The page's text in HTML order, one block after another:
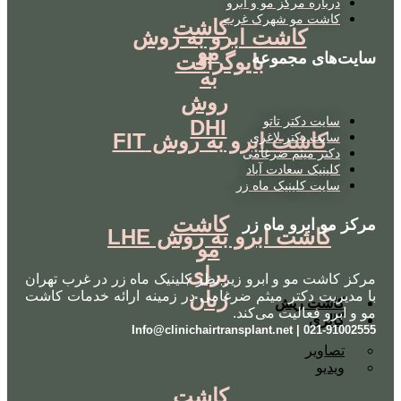
کاشت ابرو به روش
بایوگرافت
کاشت ابرو به روش FIT
کاشت ابرو به روش LHE
کاشت ریش
گالری
تصاویر
ویدیو
کاشت
مو
به
روش
DHI
کاشت
مو
برای
زنان
کاشت
کاشت مو شهرک غرب
سایت‌های مجموعه
سایت دکتر تاتو
سایت دکتر لاغری
دکتر میثم ضرغامی
کلینیک سعادت آباد
سایت کلینیک ماه زر
مرکز مو ابرو ماه زر
مرکز کاشت مو و ابرو زیر نظر کلینیک ماه زر در غرب تهران
با مدیریت دکتر میثم ضرغامی در زمینه ارائه خدمات کاشت
مو و ابرو فعالیت می‌کند.
021-91002555 | Info@clinichairtransplant.net